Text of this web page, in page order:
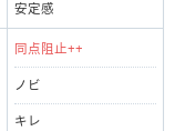
安定感
同点阻止++
ノビ
キレ